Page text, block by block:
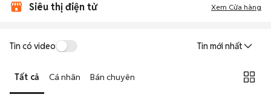
Siêu thị điện tử Xem Cửa hàng
Tin có video Tin mới nhất
Tất cả Cá nhân Bán chuyên